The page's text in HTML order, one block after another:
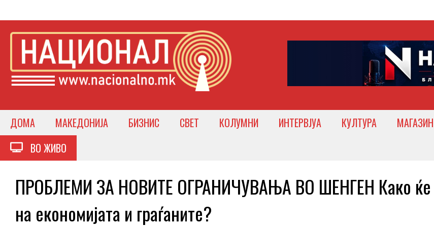
ДОМА МАКЕДОНИЈА БИЗНИС СВЕТ КОЛУМНИ ИНТЕРВЈУА КУЛТУРА МАГАЗИН
ВО ЖИВО
ПРОБЛЕМИ ЗА НОВИТЕ ОГРАНИЧУВАЊА ВО ШЕНГЕН Како ќе
на економијата и граѓаните?